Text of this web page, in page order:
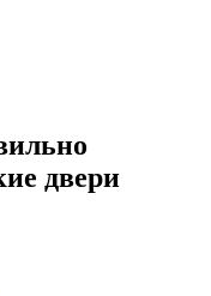
двери